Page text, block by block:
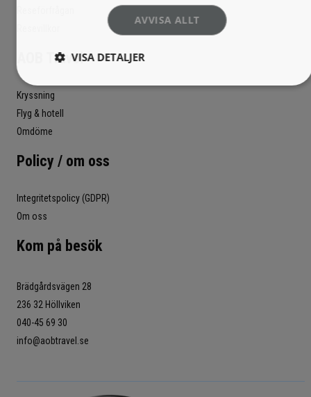
AOB Travel
Kryssning
Flyg & hotell
Omdöme
Policy / om oss
Integritetspolicy (GDPR)
Om oss
Kom på besök
Brädgårdsvägen 28
236 32 Höllviken
040-45 69 30
info@aobtravel.se
AVVISA ALLT
VISA DETALJER